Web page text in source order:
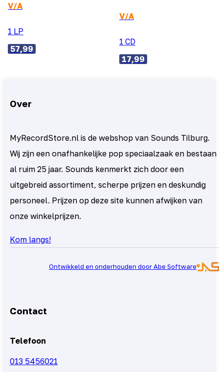
V/A
1 LP
57,99
V/A
1 CD
17,99
Over
MyRecordStore.nl is de webshop van Sounds Tilburg.
Wij zijn een onafhankelijke pop speciaalzaak en bestaan
al ruim 25 jaar. Sounds kenmerkt zich door een
uitgebreid assortiment, scherpe prijzen en deskundig
personeel. Prijzen op deze site kunnen afwijken van
onze winkelprijzen.
Kom langs!
Ontwikkeld en onderhouden door Abe Software
Contact
Telefoon
013 5456021